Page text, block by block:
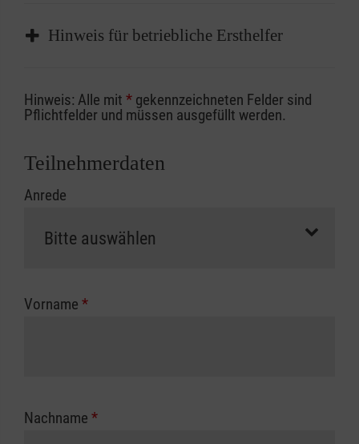
Hinweis für betriebliche Ersthelfer
Sofern Sie ein Kostenübernahmeverfahren
Ihrer Berufsgenossenschaft / Unfallkasse
Abrechnungsunterlagen spätestens zu
erfolgt eine Abrechnung der vollen Kursgebühr
Die notwendigen Formulare für die
zuständigen Berufsgenossenschaft oder
Hinweis: Alle mit * gekennzeichneten Felder sind
Pflichtfelder und müssen ausgefüllt werden.
Teilnehmerdaten
Anrede
Vorname *
Nachname *